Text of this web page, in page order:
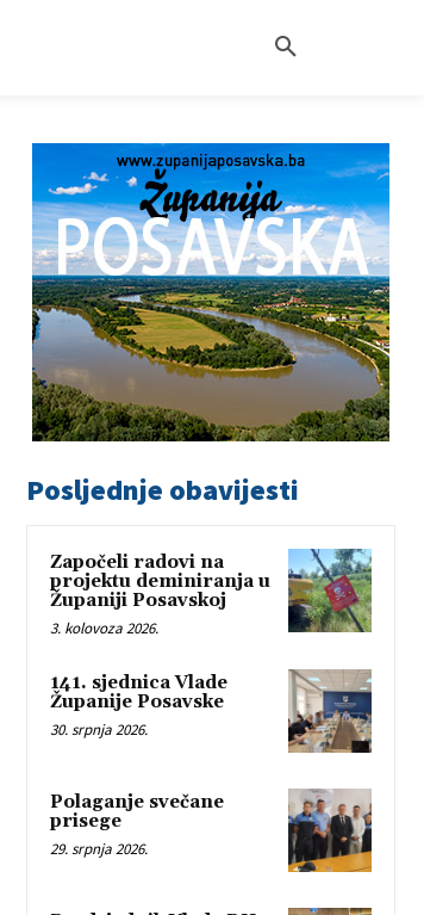
Posljednje obavijesti
Započeli radovi na
projektu deminiranja u
Županiji Posavskoj
3. kolovoza 2026.
141. sjednica Vlade
Županije Posavske
30. srpnja 2026.
Polaganje svečane
prisege
29. srpnja 2026.